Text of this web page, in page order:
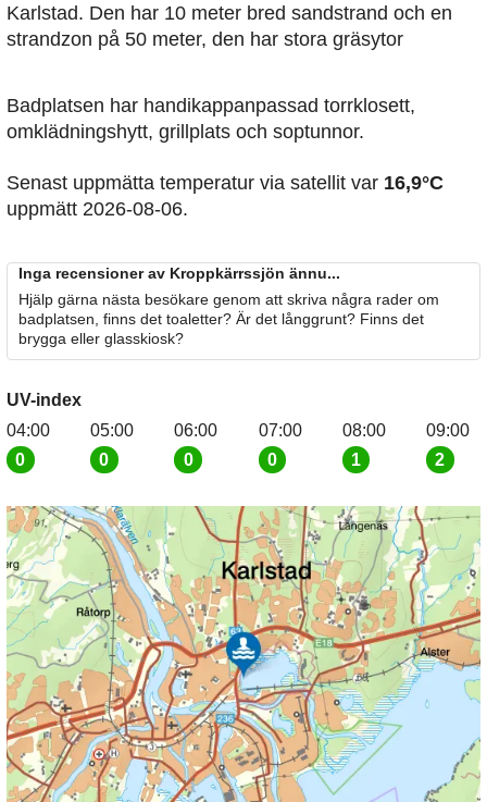
Karlstad. Den har 10 meter bred sandstrand och en
strandzon på 50 meter, den har stora gräsytor
Badplatsen har handikappanpassad torrklosett,
omklädningshytt, grillplats och soptunnor.
Senast uppmätta temperatur via satellit var 16,9°C
uppmätt 2026-08-06.
Inga recensioner av Kroppkärrssjön ännu...
Hjälp gärna nästa besökare genom att skriva några rader om
badplatsen, finns det toaletter? Är det långgrunt? Finns det
brygga eller glasskiosk?
UV-index
04:00
0
05:00
0
06:00
0
07:00
0
08:00
1
09:00
2